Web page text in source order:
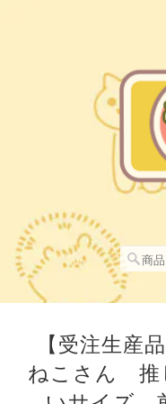
【受注生産
ねこさん 推